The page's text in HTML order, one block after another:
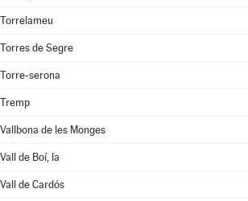
Torrelameu
Torres de Segre
Torre-serona
Tremp
Vallbona de les Monges
Vall de Boí, la
Vall de Cardós